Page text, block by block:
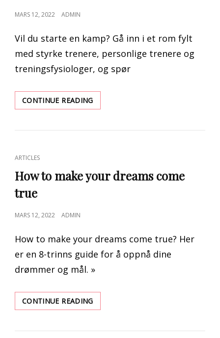
POSTED
MARS 12, 2022 ADMIN
Vil du starte en kamp? Gå inn i et rom fylt
med styrke trenere, personlige trenere og
treningsfysiologer, og spør
CONTINUE READINGHVOR
MANGE
VIL
CAT
LINKS
ARTICLES
How to make your dreams come
true
POSTED
MARS 12, 2022 ADMIN
How to make your dreams come true? Her
er en 8-trinns guide for å oppnå dine
drømmer og mål. »
CONTINUE READINGHOW
TO
YOUR